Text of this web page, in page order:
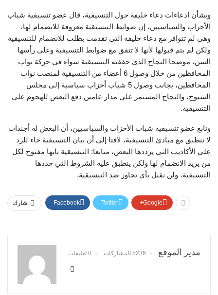
وبشأن ادعاءات دعاء خليفة حول التنسيقية، قال عضو تنسيقية شباب
الأحزاب والسياسيين، إن ضوابط التنسيقية معروفة للانضمام لها،
وهى لم تتوافر مع دعاء خليفة التى تقدمت بطلب للانضمام للتنسيقية
ولكن لم يتم قبولها لأنها لا تتفق مع ضوابط التنسيقية وعلى رأسها
السن، موضحا النجاح الذى حققته التنسيقية سواء في حركة نواب
المحافظين من خلال وصول 6 أعضاء من التنسيقية لمنصب نواب
المحافظين، بجانب وصول 5 شباب أحزاب سياسية إلى مجلس
الشيوخ، والنجاح المستمر على مدار عامين دفع البعض للهجوم على
التنسيقية.
وتابع عضو تنسيقية شباب الأحزاب والسياسيين، أن البعض له أجندات
لا تنطبق مع مبادئ التنسيقية، لافتا إلى أن بيان التنسيقية جاء للرد
على الأكاذيب التي يرددها البعض، متابعا: التنسيقية بابها مفتوح لكل
من يريد الانضمام لها ولكن ينطبق عليه الشروط التي حددها
التنسيقية، ولن نقبل بأى تجاوز ضد التنسيقية.
شارك Facebook Twitter Google+
مدير الموقع 5236 المشاركات 0 تعليقات